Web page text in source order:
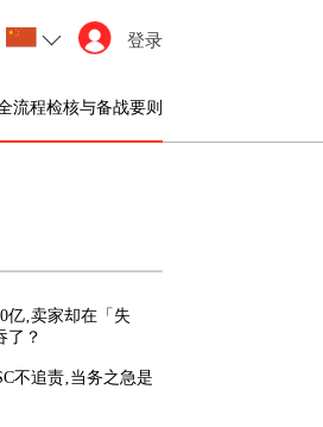
登录
流程检核与备战要则
亿‚卖家却在「失
了？
不追责‚当务之急是